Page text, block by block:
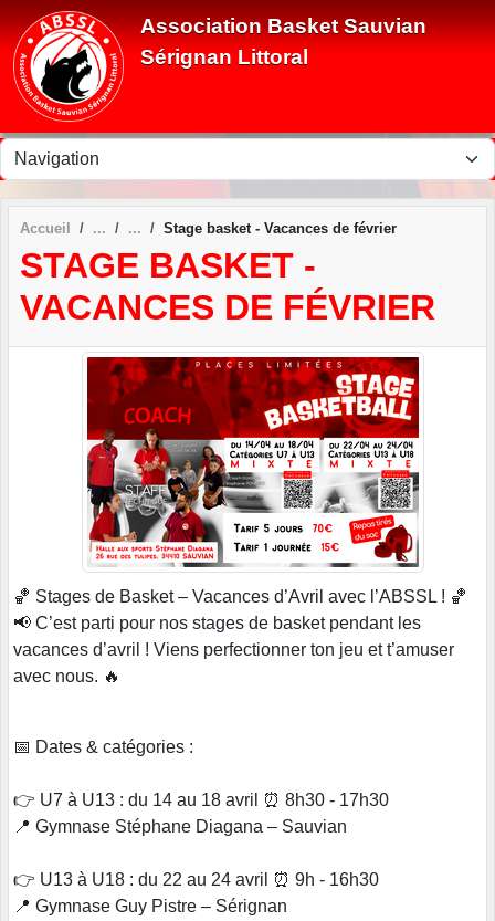
Association Basket Sauvian
Sérignan Littoral
Accueil Stage basket - Vacances de février
STAGE BASKET -
VACANCES DE FÉVRIER
🏀 Stages de Basket – Vacances d’Avril avec l’ABSSL ! 🏀
📢 C’est parti pour nos stages de basket pendant les
vacances d’avril ! Viens perfectionner ton jeu et t’amuser
avec nous. 🔥
📅 Dates & catégories :
👉 U7 à U13 : du 14 au 18 avril ⏰ 8h30 - 17h30
📍 Gymnase Stéphane Diagana – Sauvian
👉 U13 à U18 : du 22 au 24 avril ⏰ 9h - 16h30
📍 Gymnase Guy Pistre – Sérignan
Panneau de gestion des cookies